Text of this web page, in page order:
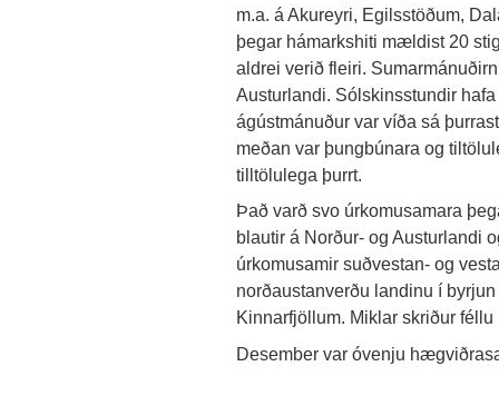
m.a. á Akureyri, Egilsstöðum,
þegar hámarkshiti mældist 20
aldrei verið fleiri.
Austurlandi. Sólskinsstundir
ágústmánuður var víða sá
meðan var þungbúnara og
tilltölulega þurrt.
Það varð svo úrkomusamara
blautir á Norður- og Austurlandi
úrkomusamir suðvestan- og
norðaustanverðu landinu í
Kinnarfjöllum. Miklar skriður
Desember var óvenju